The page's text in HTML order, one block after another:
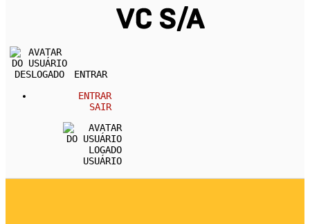
ENTRAR
ENTRAR
SAIR
USUÁRIO